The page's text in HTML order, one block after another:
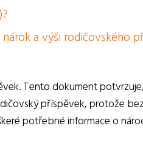
a výši rodičovského
Tento dokument
příspěvek, protože
potřebné informace o